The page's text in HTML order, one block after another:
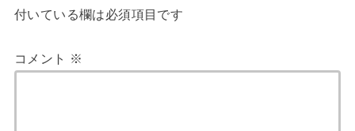
付いている欄は必須項目です
コメント ※